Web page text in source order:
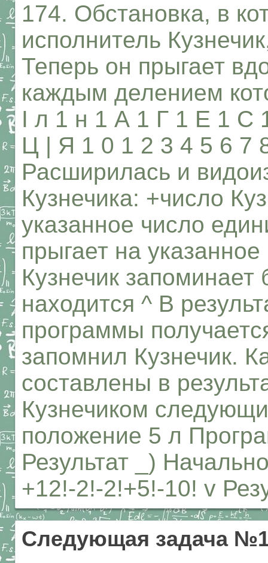
174. Обстановка, в
исполнитель
Теперь он прыгает
каждым делением
I л 1 н 1 А 1 Г 1 Е 1 С
Ц | Я 1 0 1 2 3 4 5 6 7
Расширилась и
Кузнечика: +число
указанное число
прыгает на
Кузнечик запоминает
находится ^ В
программы
запомнил Кузнечик.
составлены в
Кузнечиком
положение 5 л
Результат _)
+12!-2!-2!+5!-10! v
Следующая задача